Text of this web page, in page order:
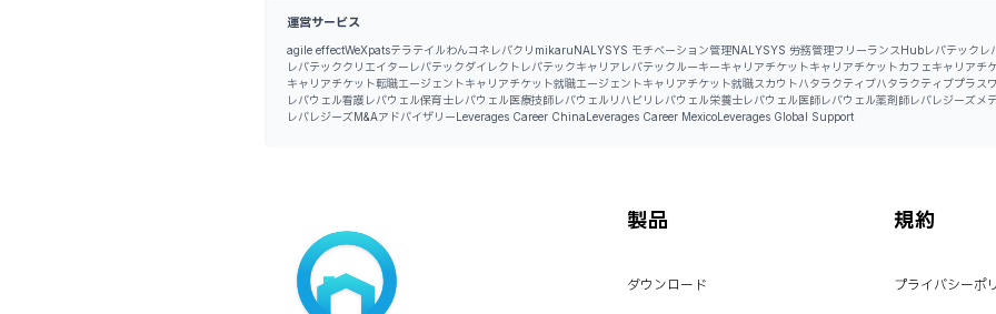
運営サービス
agile effectWeXpatsテラテイルわんコネ レバクリ mikaruNALYSYS モチベーション管理NALYSYS 労務管理フリーランスHubレバテック レ
レバテッククリエイター レバテックダイレクト レバテックキャリア レバテックルーキーキャリアチケットキャリアチケットカフェキャリアチ
キャリアチケット転職エージェントキャリアチケット就職エージェントキャリアチケット就職スカウトハタラクティブハタラクティブプラス
レバウェル看護 レバウェル保育士レバウェル医療技師レバウェルリハビリ レバウェル栄養士レバウェル医師レバウェル薬剤師レバレジーズメ
レバレジーズM&AアドバイザリーLeverages Career ChinaLeverages Career MexicoLeverages Global Support
製品
ダウンロード
規約
プライバシーポ